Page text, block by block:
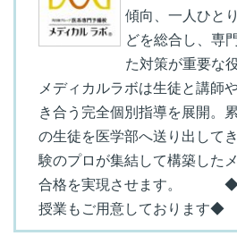
傾向、一人ひと
どを総合し、専
た対策が重要な
メディカルラボは生徒と講師
き合う完全個別指導を展開。
の生徒を医学部へ送り出して
験のプロが集結して構築した
合格を実現させます。 ◆1
授業もご用意しております◆